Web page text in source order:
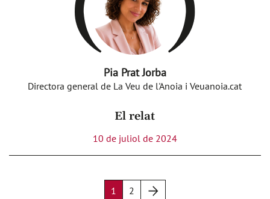
Pia Prat Jorba
Directora general de La Veu de l'Anoia i Veuanoia.cat
El relat
10 de juliol de 2024
1 2 Següent